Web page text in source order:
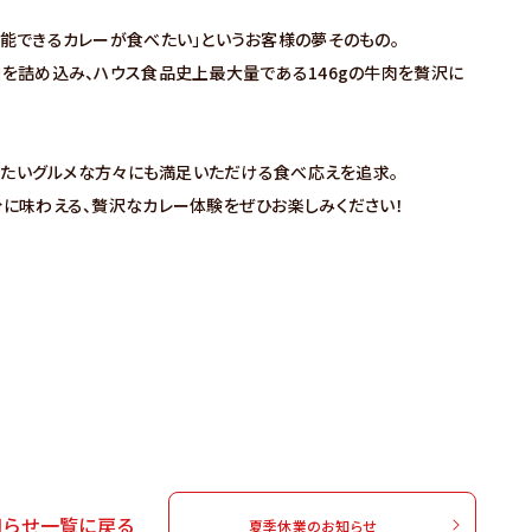
きるカレーが食べたい」というお客様の夢そのもの。
詰め込み、ハウス食品史上最大量である146gの牛肉を贅沢に
いグルメな方々にも満足いただける食べ応えを追求。
わえる、贅沢なカレー体験をぜひお楽しみください！
せ一覧に戻る 夏季休業のお知らせ